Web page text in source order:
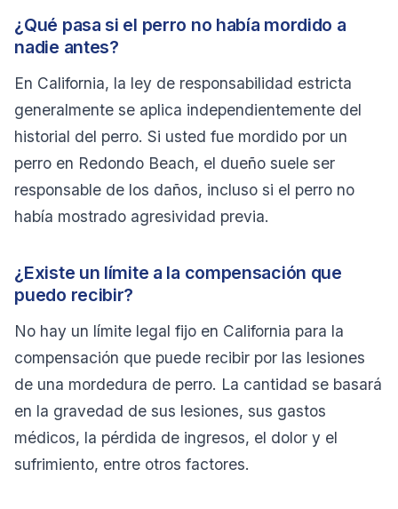
¿Qué pasa si el perro no había mordido a
nadie antes?
En California, la ley de responsabilidad estricta
generalmente se aplica independientemente del
historial del perro. Si usted fue mordido por un
perro en Redondo Beach, el dueño suele ser
responsable de los daños, incluso si el perro no
había mostrado agresividad previa.
¿Existe un límite a la compensación que
puedo recibir?
No hay un límite legal fijo en California para la
compensación que puede recibir por las lesiones
de una mordedura de perro. La cantidad se basará
en la gravedad de sus lesiones, sus gastos
médicos, la pérdida de ingresos, el dolor y el
sufrimiento, entre otros factores.